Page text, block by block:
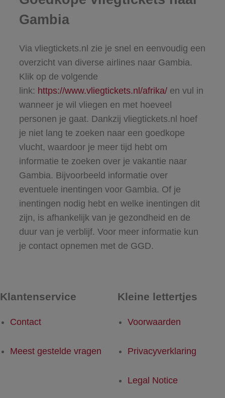
Gambia
Via vliegtickets.nl zie je snel en eenvoudig een
overzicht van diverse airlines naar Gambia.
Klik op de volgende
link: https://www.vliegtickets.nl/afrika/en vul in
wanneer je wil vliegen en met hoeveel
personen je gaat. Dankzij vliegtickets.nl hoef
je niet lang te zoeken naar een goedkope
vlucht, waardoor je meer tijd hebt om
informatie te zoeken over je vakantie naar
Gambia. Bijvoorbeeld informatie over
eventuele inentingen voor Gambia. Of je
inentingen nodig hebt en welke inentingen dit
zijn, is afhankelijk van je gezondheid en de
duur van je verblijf. Voor meer informatie kun
je contact opnemen met de GGD.
Klantenservice
Contact
Meest gestelde vragen
Kleine lettertjes
Voorwaarden
Privacyverklaring
Legal Notice